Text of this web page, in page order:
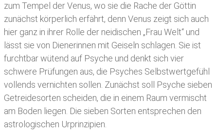
zum Tempel der Venus, wo sie die Rache der Göttin
zunächst körperlich erfährt, denn Venus zeigt sich auch
hier ganz in ihrer Rolle der neidischen „Frau Welt“ und
lässt sie von Dienerinnen mit Geiseln schlagen. Sie ist
furchtbar wütend auf Psyche und denkt sich vier
schwere Prüfungen aus, die Psyches Selbstwertgefühl
vollends vernichten sollen. Zunächst soll Psyche sieben
Getreidesorten scheiden, die in einem Raum vermischt
am Boden liegen. Die sieben Sorten entsprechen den
astrologischen Urprinzipien.